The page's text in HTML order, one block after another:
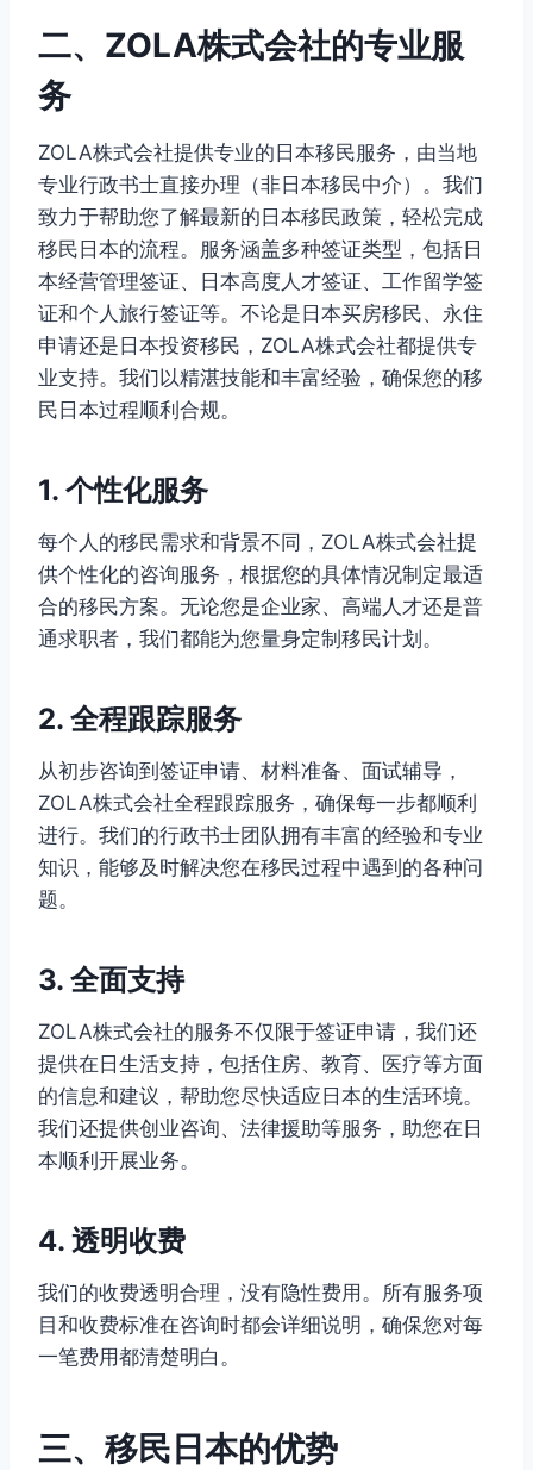
二、ZOLA株式会社的专业服
务
ZOLA株式会社提供专业的日本移民服务，由当地
专业行政书士直接办理（非日本移民中介）。我们
致力于帮助您了解最新的日本移民政策，轻松完成
移民日本的流程。服务涵盖多种签证类型，包括日
本经营管理签证、日本高度人才签证、工作留学签
证和个人旅行签证等。不论是日本买房移民、永住
申请还是日本投资移民，ZOLA株式会社都提供专
业支持。我们以精湛技能和丰富经验，确保您的移
民日本过程顺利合规。
1. 个性化服务
每个人的移民需求和背景不同，ZOLA株式会社提
供个性化的咨询服务，根据您的具体情况制定最适
合的移民方案。无论您是企业家、高端人才还是普
通求职者，我们都能为您量身定制移民计划。
2. 全程跟踪服务
从初步咨询到签证申请、材料准备、面试辅导，
ZOLA株式会社全程跟踪服务，确保每一步都顺利
进行。我们的行政书士团队拥有丰富的经验和专业
知识，能够及时解决您在移民过程中遇到的各种问
题。
3. 全面支持
ZOLA株式会社的服务不仅限于签证申请，我们还
提供在日生活支持，包括住房、教育、医疗等方面
的信息和建议，帮助您尽快适应日本的生活环境。
我们还提供创业咨询、法律援助等服务，助您在日
本顺利开展业务。
4. 透明收费
我们的收费透明合理，没有隐性费用。所有服务项
目和收费标准在咨询时都会详细说明，确保您对每
一笔费用都清楚明白。
三、移民日本的优势